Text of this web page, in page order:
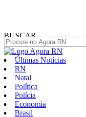
BUSCAR
Últimas Notícias
RN
Natal
Política
Polícia
Economia
Brasil